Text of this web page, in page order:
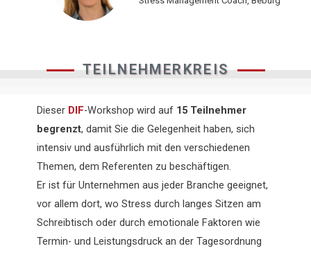
TEILNEHMERKREIS
Dieser DIF-Workshop wird auf 15 Teilnehmer
begrenzt, damit Sie die Gelegenheit haben, sich
intensiv und ausführlich mit den verschiedenen
Themen, dem Referenten zu beschäftigen.
Er ist für Unternehmen aus jeder Branche geeignet,
vor allem dort, wo Stress durch langes Sitzen am
Schreibtisch oder durch emotionale Faktoren wie
Termin- und Leistungsdruck an der Tagesordnung